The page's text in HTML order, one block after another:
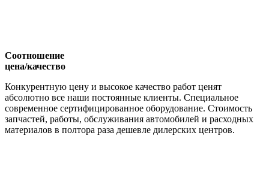
Соотношение
цена/качество
Конкурентную цену и высокое качество работ ценят
абсолютно все наши постоянные клиенты. Специальное
современное сертифицированное оборудование. Стоимость
запчастей, работы, обслуживания автомобилей и расходных
материалов в полтора раза дешевле дилерских центров.